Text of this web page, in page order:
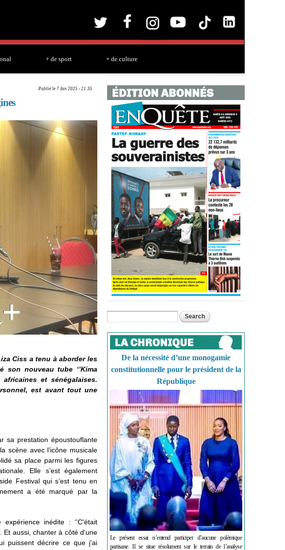
+ de sport + de culture
Publié le 7 Jan 2025 - 21:35
Ciss a tenu à aborder les
nouveau tube ‘’Kima
africaines et sénégalaises.
est avant tout une
sa prestation époustouflante
scène avec l’icône musicale
sa place parmi les figures
Elle s’est également
Festival qui s’est tenu en
a été marqué par la
inédite : ‘’C'était
Et aussi, chanter à côté d'une
puissent décrire ce que j'ai
Search form
De la nécessité d’une monogamie
constitutionnelle pour le président de la
République
Le présent essai n’entend participer d’aucune polémique
partisane. Il se situe résolument sur le terrain de l’analyse